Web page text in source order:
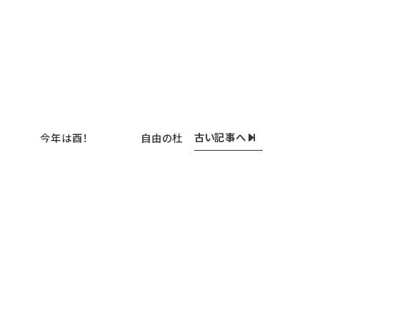
古い記事へ
今年は酉！ 自由の杜